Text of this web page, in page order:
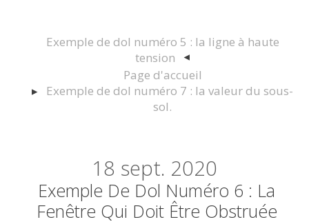
Exemple de dol numéro 5 : la ligne à haute
tension
Page d'accueil
Exemple de dol numéro 7 : la valeur du sous-
sol.
18 sept. 2020
Exemple De Dol Numéro 6 : La
Fenêtre Qui Doit Être Obstruée